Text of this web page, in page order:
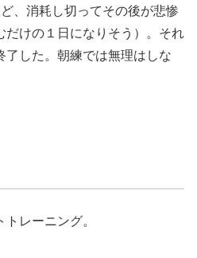
、消耗し切ってその後が悲惨
だけの１日になりそう）。それ
了した。朝練では無理はしな
レーニング。